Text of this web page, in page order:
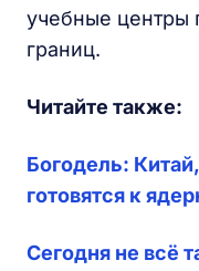
учебные центры
границ.
Читайте также:
Богодель:
готовятся к
Сегодня не всё